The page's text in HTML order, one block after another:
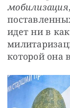
мобилизация
идет ни в
которой она